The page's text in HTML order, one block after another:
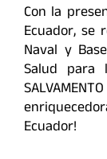
Con la
Ecuador, se
Naval y
Salud para
Ecuador!